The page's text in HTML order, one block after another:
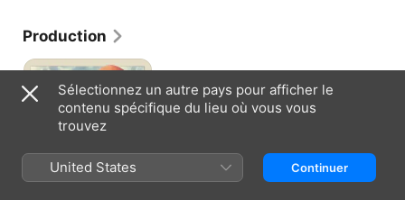
Production
Star
:
Sélectionnez un autre pays pour afficher le
contenu spécifique du lieu où vous vous
trouvez
United States Continuer